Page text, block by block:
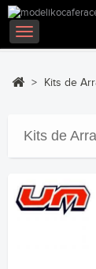
Navegación
Toggle
> Kits de
Kits de